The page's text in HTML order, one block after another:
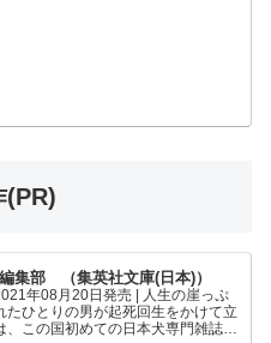
(PR)
集部 （集英社文庫(日本)）
年08月20日発売 | 人生の崖っぷ
たひとりの男が起死回生をかけて立
、この国初めての日本犬専門雑誌だ